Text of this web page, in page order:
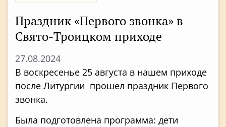
Праздник «Первого звонка» в
Свято-Троицком приходе
27.08.2024
В воскресенье 25 августа в нашем приходе
после Литургии прошел праздник Первого
звонка.
Была подготовлена программа: дети